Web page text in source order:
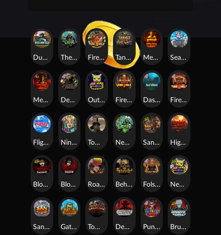
Seamen
Duck Hunters Fire in the Hole 3
Dead, Dead, or Deader
Highway to Hell
Brute Force
Mental 2
Tombstone Slaughter
San Quentin 2: Death Row
Blood & Shadow
Blood & Shadow 2
Mental
The Crypt
Outsourced
Punk Rocker 2
Beheaded Nexus Outsourced
Nexus The Crypt
Gator Hunters
Tombstone RIP
Fire in the Hole 2
Tanked
Fire In The Hole xBomb
Folsom Prison
Das xBoot
Road Rage
Nine To Five
Flight Mode
San Quentin xWays
Dead Canary